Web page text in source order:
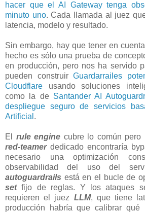
hacer que el AI Gateway tenga
minuto uno. Cada llamada al juez
latencia, modelo y resultado.
Sin embargo, hay que tener en
hecho es sólo una prueba de
en producción, pero nos ha servido
pueden construirGuardarrailes
Cloudflare usando soluciones
como la de Santander AI
despliegue seguro de servicios
Artificial .
El rule engine cubre lo común pero
red-teamerdedicado encontraría
necesario una optimización
observabilidad del uso del
autoguardrails está en el bucle de
setfijo de reglas. Y los ataques
requieren el juez LLM, que tiene
producción habría que calibrar qué